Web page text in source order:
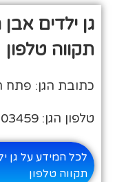
גן ילדים
תקווה טלפון
כתובת הגן: פתח
טלפון הגן: 03-9103459
לכל המידע על גן
תקווה טלפון